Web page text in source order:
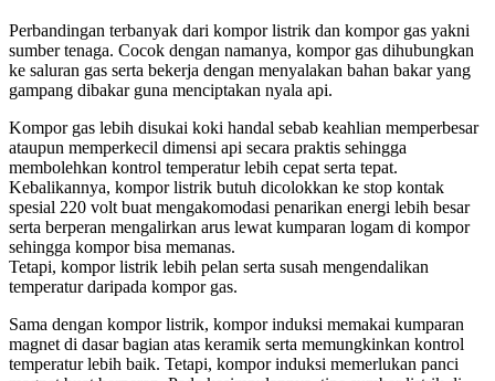
Perbandingan terbanyak dari kompor listrik dan kompor gas yakni
sumber tenaga. Cocok dengan namanya, kompor gas dihubungkan
ke saluran gas serta bekerja dengan menyalakan bahan bakar yang
gampang dibakar guna menciptakan nyala api.
Kompor gas lebih disukai koki handal sebab keahlian memperbesar
ataupun memperkecil dimensi api secara praktis sehingga
membolehkan kontrol temperatur lebih cepat serta tepat.
Kebalikannya, kompor listrik butuh dicolokkan ke stop kontak
spesial 220 volt buat mengakomodasi penarikan energi lebih besar
serta berperan mengalirkan arus lewat kumparan logam di kompor
sehingga kompor bisa memanas.
Tetapi, kompor listrik lebih pelan serta susah mengendalikan
temperatur daripada kompor gas.
Sama dengan kompor listrik, kompor induksi memakai kumparan
magnet di dasar bagian atas keramik serta memungkinkan kontrol
temperatur lebih baik. Tetapi, kompor induksi memerlukan panci